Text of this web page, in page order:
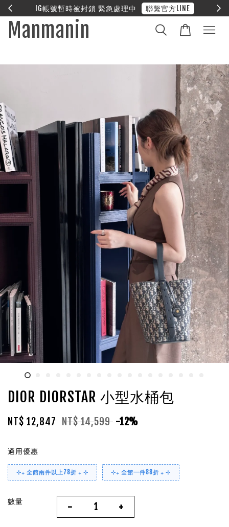
❤︎ 全館滿兩萬享免運
Manmanin
DIOR DIORSTAR 小型水桶包
NT$ 12,847 NT$ 14,599 -12%
適用優惠
⊹₊ 全館兩件以上78折 ₊ ⊹ ⊹₊ 全館一件88折 ₊ ⊹
數量 - +